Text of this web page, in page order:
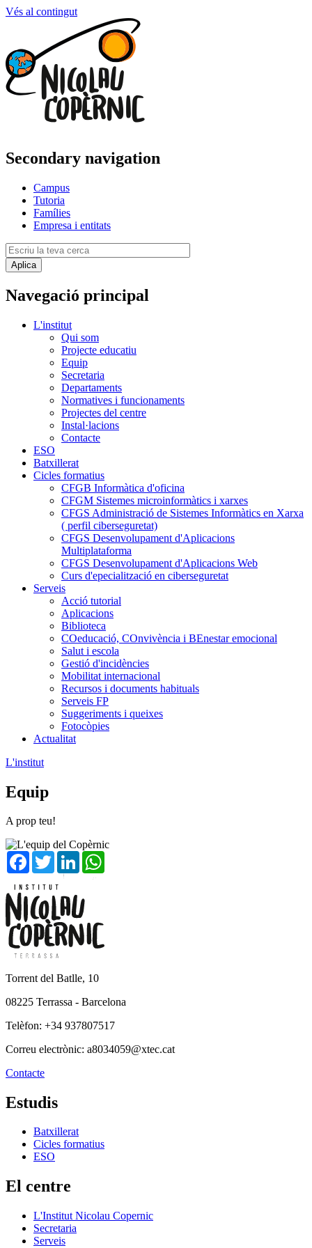
Vés al contingut
Secondary navigation
Campus
Tutoria
Famílies
Empresa i entitats
Navegació principal
L'institut
Qui som
Projecte educatiu
Equip
Secretaria
Departaments
Normatives i funcionaments
Projectes del centre
Instal·lacions
Contacte
ESO
Batxillerat
Cicles formatius
CFGB Informàtica d'oficina
CFGM Sistemes microinformàtics i xarxes
CFGS Administració de Sistemes Informàtics en Xarxa
( perfil ciberseguretat)
CFGS Desenvolupament d'Aplicacions
Multiplataforma
CFGS Desenvolupament d'Aplicacions Web
Curs d'epecialització en ciberseguretat
Serveis
Acció tutorial
Aplicacions
Biblioteca
COeducació, COnvivència i BEnestar emocional
Salut i escola
Gestió d'incidències
Mobilitat internacional
Recursos i documents habituals
Serveis FP
Suggeriments i queixes
Fotocòpies
Actualitat
L'institut
Equip
A prop teu!
Facebook
TwitterLinkedIn
Torrent del Batlle, 10
08225 Terrassa - Barcelona
Telèfon: +34 937807517
Correu electrònic: a8034059@xtec.cat
Contacte
Estudis
Batxillerat
Cicles formatius
ESO
El centre
L'Institut Nicolau Copernic
Secretaria
Serveis